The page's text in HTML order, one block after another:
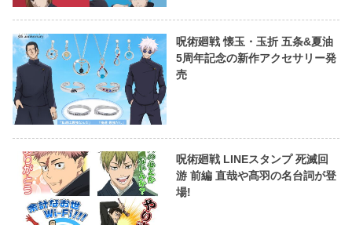
呪術廻戦 懐玉・玉折 五条&夏油
5周年記念の新作アクセサリー発
売
呪術廻戦 LINEスタンプ 死滅回
游 前編 直哉や髙羽の名台詞が登
場!